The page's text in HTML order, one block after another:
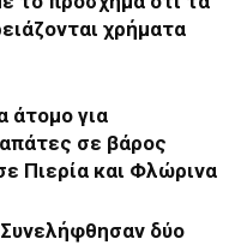
χρήματα
άτομο για
σε βάρος
Πιερία και Φλώρινα
δύο